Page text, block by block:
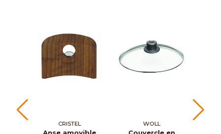
CRISTEL
Anse amovible
WOLL
Couvercle en